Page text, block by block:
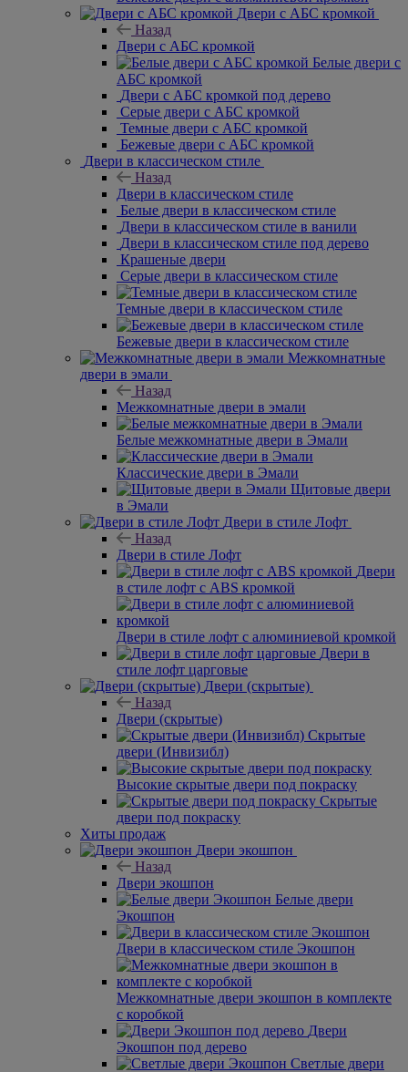
Двери с АБС кромкой
Назад
Двери с АБС кромкой
Белые двери с
АБС кромкой
АБС кромкой под дерево
с АБС кромкой
двери с АБС кромкой
двери с АБС кромкой
Двери в
классическом стиле
Назад
Двери в классическом стиле
Белые
двери в классическом стиле
Двери в классическом стиле в ванили
Двери в классическом стиле под дерево
двери в классическом стиле
Темные двери в классическом стиле
Бежевые двери в классическом стиле
Межкомнатные двери в эмали
Назад
Межкомнатные двери в эмали
Белые межкомнатные двери в Эмали
Классические двери в Эмали
Щитовые двери в Эмали
Двери в стиле Лофт
Назад
Двери в стиле Лофт
в стиле лофт с ABS кромкой
Двери в стиле лофт с алюминиевой кромкой
стиле лофт царговые
Двери (скрытые)
Назад
Двери (скрытые)
Скрытые
двери (Инвизибл)
Высокие скрытые двери под покраску
двери под покраску
Хиты продаж
Двери экошпон
Назад
Двери экошпон
Белые двери
Экошпон
Двери в классическом стиле Экошпон
Межкомнатные двери экошпон в комплекте
с коробкой
Двери Экошпон под дерево
Светлые двери Экошпон